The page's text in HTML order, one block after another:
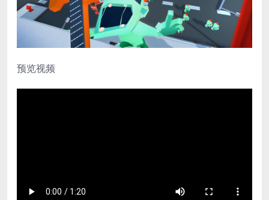
预览视频